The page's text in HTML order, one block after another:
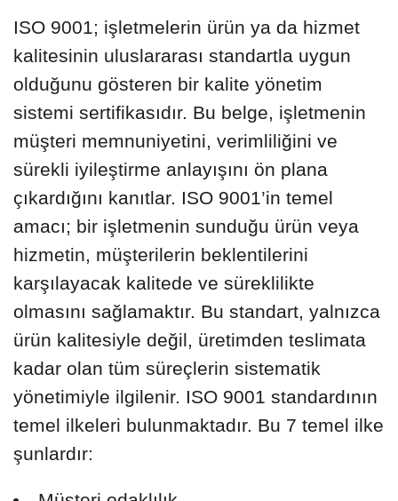
ISO 9001; işletmelerin ürün ya da hizmet
kalitesinin uluslararası standartla uygun
olduğunu gösteren bir kalite yönetim
sistemi sertifikasıdır. Bu belge, işletmenin
müşteri memnuniyetini, verimliliğini ve
sürekli iyileştirme anlayışını ön plana
çıkardığını kanıtlar. ISO 9001’in temel
amacı; bir işletmenin sunduğu ürün veya
hizmetin, müşterilerin beklentilerini
karşılayacak kalitede ve süreklilikte
olmasını sağlamaktır. Bu standart, yalnızca
ürün kalitesiyle değil, üretimden teslimata
kadar olan tüm süreçlerin sistematik
yönetimiyle ilgilenir. ISO 9001 standardının
temel ilkeleri bulunmaktadır. Bu 7 temel ilke
şunlardır: